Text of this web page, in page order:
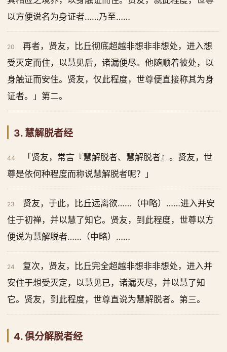
以方便说名为身证者……乃至……
20
再者，贤友，比丘彻底超越非想非非想处，进入想
受灭定而住，以慧见后，诸漏便尽。他随顺着彼处，以
身触证而安住。贤友，仅此程度，世尊便直接称其为身
证者。」第二。
3. 慧解脱者经
44
「贤友，常言『慧解脱者、慧解脱者』。贤友，世
尊是依何种程度而称说慧解脱者呢？」
23
贤友，于此，比丘远离欲……（中略）……进入并安
住于初禅，并以慧了知它。贤友，到此程度，世尊以方
便说为慧解脱者……（中略）……
24
复次，贤友，比丘完全超越非想非非想处，进入并
安住于想受灭定，以慧见已，诸漏灭尽，并以慧了知
它。贤友，到此程度，世尊直说为慧解脱者。第三。
4. 俱分解脱者经